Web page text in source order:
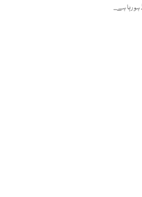
ہو رہا ہے...